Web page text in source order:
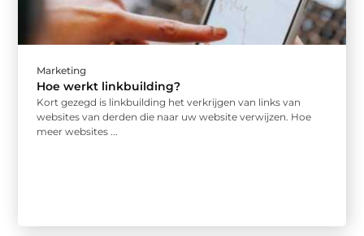
Marketing
Hoe werkt linkbuilding?
Kort gezegd is linkbuilding het verkrijgen van links van
websites van derden die naar uw website verwijzen. Hoe
meer websites ...